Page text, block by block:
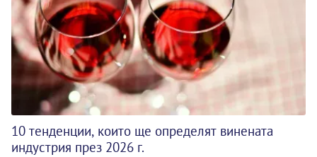
10 тенденции, които ще определят винената
индустрия през 2026 г.